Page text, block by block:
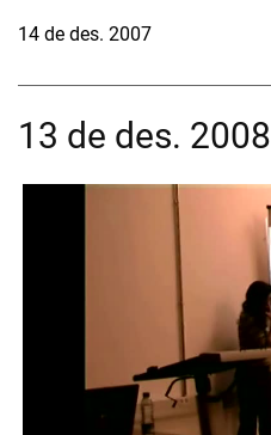
14 de des. 2007
13 de des. 2008